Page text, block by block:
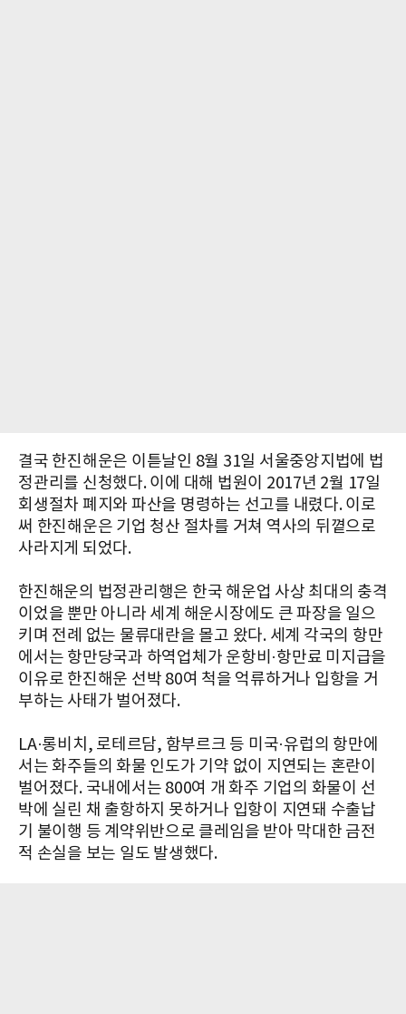
결국 한진해운은 이튿날인 8월 31일 서울중앙지법에 법
정관리를 신청했다. 이에 대해 법원이 2017년 2월 17일
회생절차 폐지와 파산을 명령하는 선고를 내렸다. 이로
써 한진해운은 기업 청산 절차를 거쳐 역사의 뒤꼍으로
사라지게 되었다.
한진해운의 법정관리행은 한국 해운업 사상 최대의 충격
이었을 뿐만 아니라 세계 해운시장에도 큰 파장을 일으
키며 전례 없는 물류대란을 몰고 왔다. 세계 각국의 항만
에서는 항만당국과 하역업체가 운항비·항만료 미지급을
이유로 한진해운 선박 80여 척을 억류하거나 입항을 거
부하는 사태가 벌어졌다.
LA·롱비치, 로테르담, 함부르크 등 미국·유럽의 항만에
서는 화주들의 화물 인도가 기약 없이 지연되는 혼란이
벌어졌다. 국내에서는 800여 개 화주 기업의 화물이 선
박에 실린 채 출항하지 못하거나 입항이 지연돼 수출납
기 불이행 등 계약위반으로 클레임을 받아 막대한 금전
적 손실을 보는 일도 발생했다.